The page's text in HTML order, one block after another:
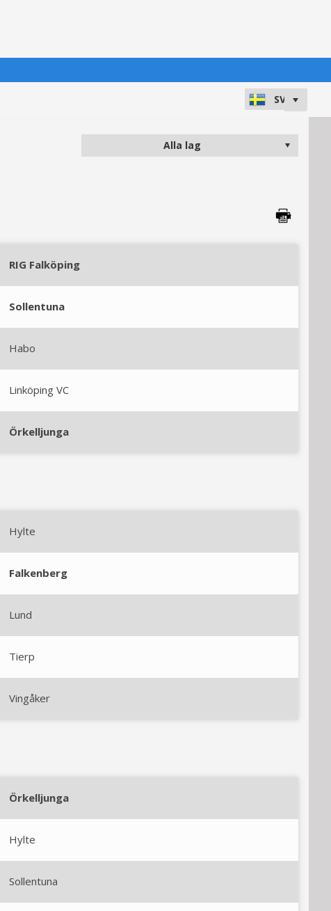
RIG Falköping
Sollentuna
Habo
Linköping VC
Örkelljunga
Hylte
Falkenberg
Lund
Tierp
Vingåker
Örkelljunga
Hylte
Sollentuna